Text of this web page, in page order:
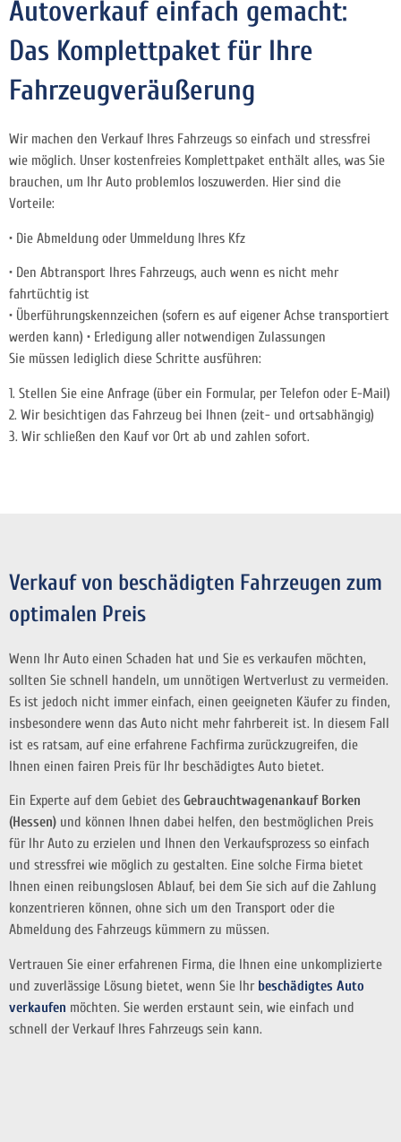
Autoverkauf einfach gemacht:
Das Komplettpaket für Ihre
Fahrzeugveräußerung
Wir machen den Verkauf Ihres Fahrzeugs so einfach und stressfrei
wie möglich. Unser kostenfreies Komplettpaket enthält alles, was Sie
brauchen, um Ihr Auto problemlos loszuwerden. Hier sind die
Vorteile:
• Die Abmeldung oder Ummeldung Ihres Kfz
• Den Abtransport Ihres Fahrzeugs, auch wenn es nicht mehr
fahrtüchtig ist
• Überführungskennzeichen (sofern es auf eigener Achse transportiert
werden kann) • Erledigung aller notwendigen Zulassungen
Sie müssen lediglich diese Schritte ausführen:
1. Stellen Sie eine Anfrage (über ein Formular, per Telefon oder E-Mail)
2. Wir besichtigen das Fahrzeug bei Ihnen (zeit- und ortsabhängig)
3. Wir schließen den Kauf vor Ort ab und zahlen sofort.
Verkauf von beschädigten Fahrzeugen zum
optimalen Preis
Wenn Ihr Auto einen Schaden hat und Sie es verkaufen möchten,
sollten Sie schnell handeln, um unnötigen Wertverlust zu vermeiden.
Es ist jedoch nicht immer einfach, einen geeigneten Käufer zu finden,
insbesondere wenn das Auto nicht mehr fahrbereit ist. In diesem Fall
ist es ratsam, auf eine erfahrene Fachfirma zurückzugreifen, die
Ihnen einen fairen Preis für Ihr beschädigtes Auto bietet.
Ein Experte auf dem Gebiet des Gebrauchtwagenankauf Borken
(Hessen) und können Ihnen dabei helfen, den bestmöglichen Preis
für Ihr Auto zu erzielen und Ihnen den Verkaufsprozess so einfach
und stressfrei wie möglich zu gestalten. Eine solche Firma bietet
Ihnen einen reibungslosen Ablauf, bei dem Sie sich auf die Zahlung
konzentrieren können, ohne sich um den Transport oder die
Abmeldung des Fahrzeugs kümmern zu müssen.
Vertrauen Sie einer erfahrenen Firma, die Ihnen eine unkomplizierte
und zuverlässige Lösung bietet, wenn Sie Ihr beschädigtes Auto
verkaufen möchten. Sie werden erstaunt sein, wie einfach und
schnell der Verkauf Ihres Fahrzeugs sein kann.